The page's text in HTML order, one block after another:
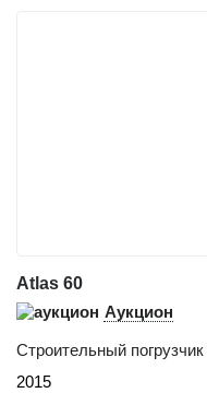
Atlas 60
Аукцион
Строительный
2015